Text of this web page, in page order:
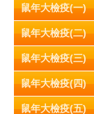
鼠年大檢疫(一)
鼠年大檢疫(二)
鼠年大檢疫(三)
鼠年大檢疫(四)
鼠年大檢疫(五)